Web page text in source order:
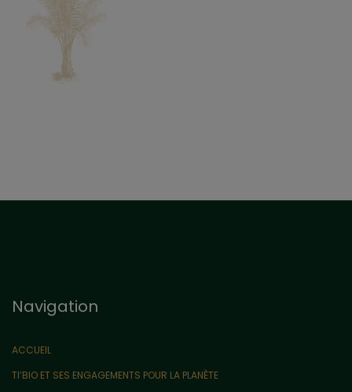
Navigation
ACCUEIL
TI’BIO ET SES ENGAGEMENTS POUR LA PLANÈTE